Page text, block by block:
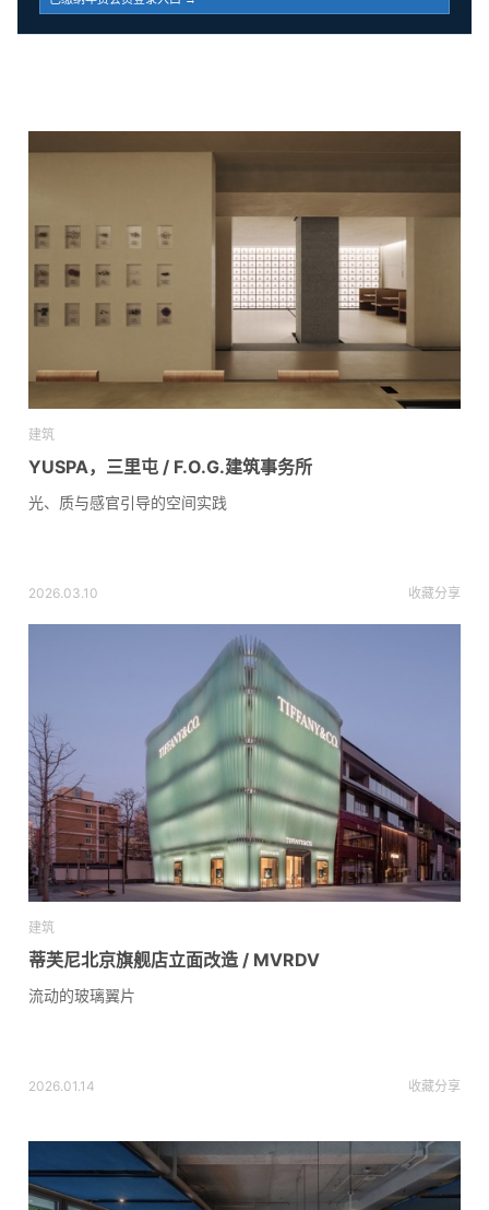
建筑
YUSPA，三里屯 / F.O.G.建筑事务所
光、质与感官引导的空间实践
2026.03.10 收藏分享
建筑
蒂芙尼北京旗舰店立面改造 / MVRDV
流动的玻璃翼片
2026.01.14 收藏分享